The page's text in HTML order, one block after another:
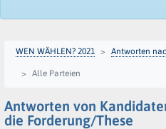
WEN WÄHLEN? 2021 Antworten
Alle Parteien
Antworten von
die Forderung/These